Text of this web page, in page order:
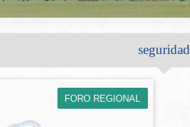
seguridad
FORO REGIONAL